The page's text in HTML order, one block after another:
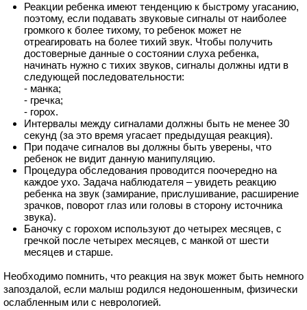
Реакции ребенка имеют тенденцию к быстрому угасанию,
поэтому, если подавать звуковые сигналы от наиболее
громкого к более тихому, то ребенок может не
отреагировать на более тихий звук. Чтобы получить
достоверные данные о состоянии слуха ребенка,
начинать нужно с тихих звуков, сигналы должны идти в
следующей последовательности:
- манка;
- гречка;
- горох.
Интервалы между сигналами должны быть не менее 30
секунд (за это время угасает предыдущая реакция).
При подаче сигналов вы должны быть уверены, что
ребенок не видит данную манипуляцию.
Процедура обследования проводится поочередно на
каждое ухо. Задача наблюдателя – увидеть реакцию
ребенка на звук (замирание, прислушивание, расширение
зрачков, поворот глаз или головы в сторону источника
звука).
Баночку с горохом используют до четырех месяцев, с
гречкой после четырех месяцев, с манкой от шести
месяцев и старше.
Необходимо помнить, что реакция на звук может быть немного
запоздалой, если малыш родился недоношенным, физически
ослабленным или с неврологией.